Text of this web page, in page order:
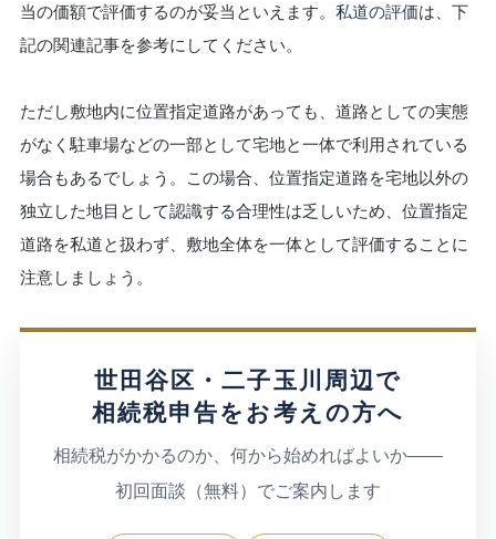
当の価額で評価するのが妥当といえます。 私道の評価は、下
記の関連記事を参考にしてください。
ただし敷地内に位置指定道路があっても、道路としての実態
がなく駐車場などの一部として宅地と一体で利用されている
場合もあるでしょう。この場合、位置指定道路を宅地以外の
独立した地目として認識する合理性は乏しいため、位置指定
道路を私道と扱わず、敷地全体を一体として評価することに
注意しましょう。
世田谷区・二子玉川周辺で
相続税申告をお考えの方へ
相続税がかかるのか、何から始めればよいか——
初回面談（無料）でご案内します